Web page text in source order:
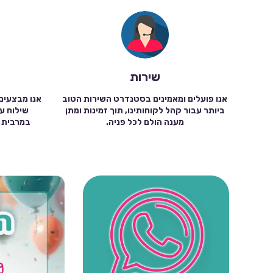
שירות
אנו פועלים ומאמינים בסטנדרט השירות הטוב
ביותר עבור קהל לקוחותינו, תוך זמינות ומתן
מענה הולם לכל פניה.
אנו